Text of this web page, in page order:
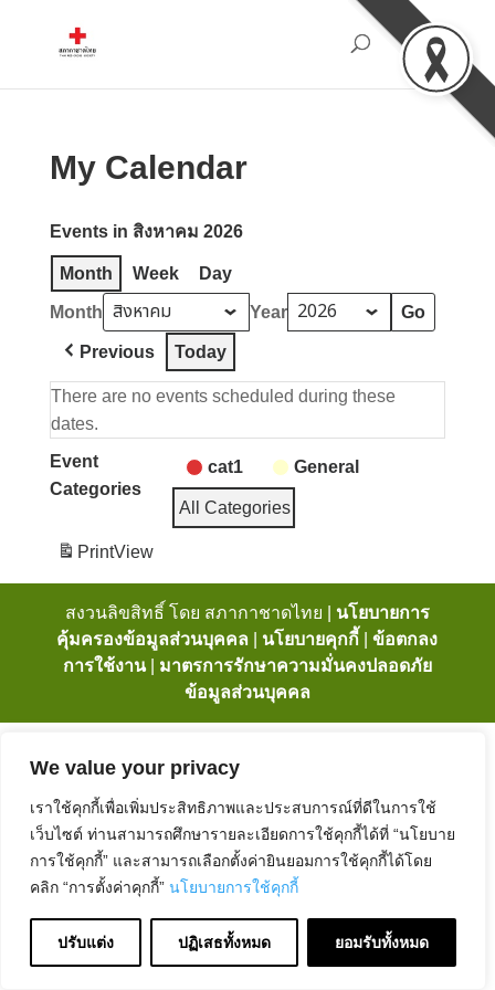
We value your privacy
เราใช้คุกกี้เพื่อเพิ่มประสิทธิภาพและประสบการณ์ที่ดีในการใช้
เว็บไซต์ ท่านสามารถศึกษารายละเอียดการใช้คุกกี้ได้ที่ “นโยบาย
การใช้คุกกี้” และสามารถเลือกตั้งค่ายินยอมการใช้คุกกี้ได้โดย
คลิก “การตั้งค่าคุกกี้” นโยบายการใช้คุกกี้
ปรับแต่ง ปฏิเสธทั้งหมด ยอมรับทั้งหมด
My Calendar
Events in สิงหาคม 2026
Month Week Day
Month Year
Previous Today
There are no events scheduled during these
dates.
Event
Categories
cat1 General
All Categories
PrintView
สงวนลิขสิทธิ์ โดย สภากาชาดไทย | นโยบายการ
คุ้มครองข้อมูลส่วนบุคคล
นโยบายคุกกี้ |ข้อตกลง
การใช้งาน| มาตรการรักษาความมั่นคงปลอดภัย
ข้อมูลส่วนบุคคล